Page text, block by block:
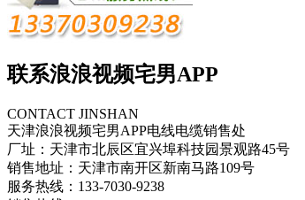
联系浪浪视频宅男APP
CONTACT JINSHAN
天津浪浪视频宅男APP电线电缆销售处
厂址：天津市北辰区宜兴埠科技园景观路45号
销售地址：天津市南开区新南马路109号
服务热线：133-7030-9238